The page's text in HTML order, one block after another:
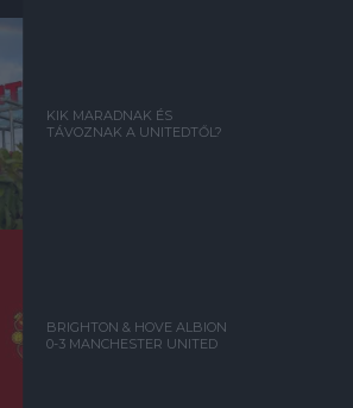
KIK MARADNAK ÉS
TÁVOZNAK A UNITEDTŐL?
BRIGHTON & HOVE ALBION
0-3 MANCHESTER UNITED